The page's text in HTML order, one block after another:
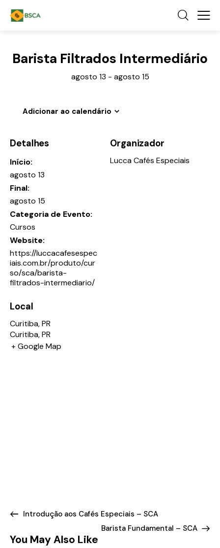
Barista Filtrados Intermediário
agosto 13 - agosto 15
Adicionar ao calendário
Detalhes
Início:
agosto 13
Final:
agosto 15
Categoria de Evento:
Cursos
Website:
https://luccacafesespec
iais.com.br/produto/cur
so/sca/barista-
filtrados-intermediario/
Organizador
Lucca Cafés Especiais
Local
Curitiba, PR
Curitiba,PR
+ Google Map
Introdução aos Cafés Especiais – SCA
Barista Fundamental – SCA
You May Also Like